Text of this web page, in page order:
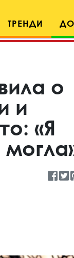
ТРЕНДИ
о
и
«Я